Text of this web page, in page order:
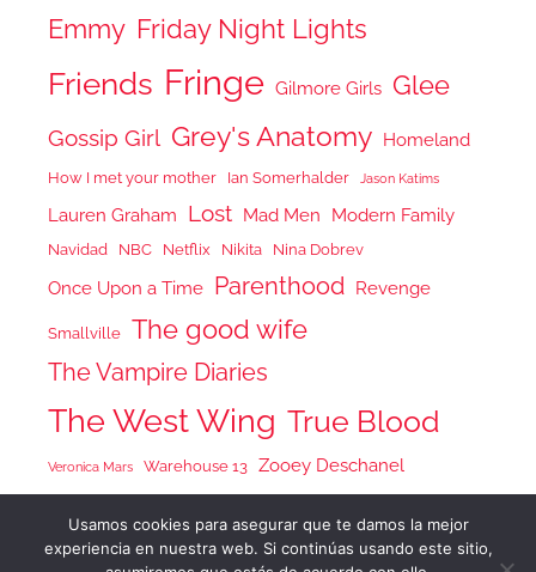
Emmy Friday Night Lights
Friends Fringe Gilmore Girls Glee
Gossip Girl Grey's Anatomy Homeland
How I met your mother Ian Somerhalder Jason Katims
Lauren Graham Lost Mad Men Modern Family
Navidad NBC Netflix Nikita Nina Dobrev
Once Upon a Time Parenthood Revenge
Smallville The good wife
The Vampire Diaries
The West Wing True Blood
Veronica Mars Warehouse 13 Zooey Deschanel
Usamos cookies para asegurar que te damos la mejor
experiencia en nuestra web. Si continúas usando este sitio,